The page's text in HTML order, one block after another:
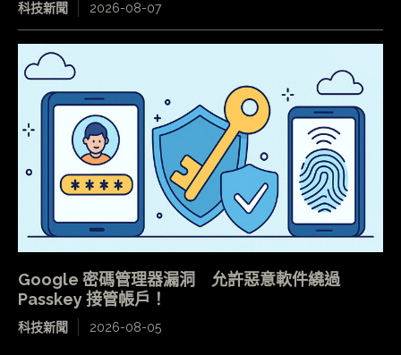
科技新聞 2026-08-07
Google 密碼管理器漏洞 允許惡意軟件繞過
Passkey 接管帳戶！
科技新聞 2026-08-05